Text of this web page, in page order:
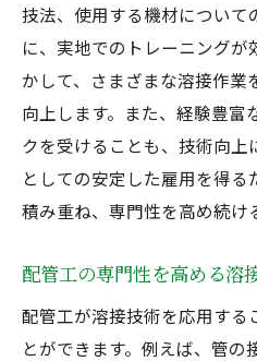
技法、使用する機材について
に、実地でのトレーニングが
かして、さまざまな溶接作業
向上します。また、経験豊富
クを受けることも、技術向上
としての安定した雇用を得
積み重ね、専門性を高め続け
配管工の専門性を高める溶
配管工が溶接技術を応用する
とができます。例えば、管の